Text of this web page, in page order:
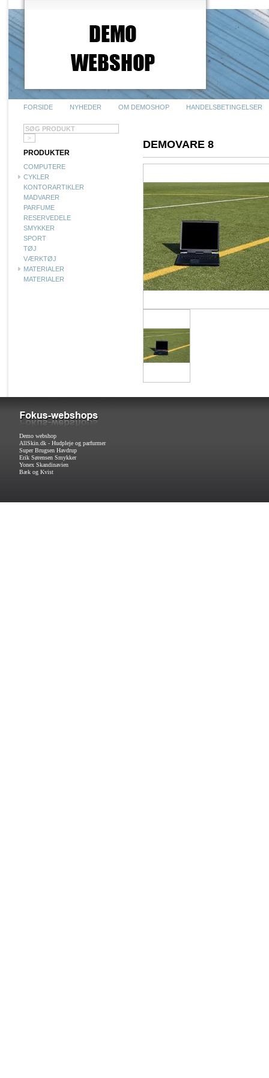
FORSIDE NYHEDER OM DEMOSHOP HANDELSBETINGELSER
PRODUKTER
COMPUTERE
CYKLER
KONTORARTIKLER
MADVARER
PARFUME
RESERVEDELE
SMYKKER
SPORT
TØJ
VÆRKTØJ
MATERIALER
MATERIALER
DEMOVARE 8
Demo webshop
AllSkin.dk - Hudpleje og parfurmer
Super Brugsen Havdrup
Erik Sørensen Smykker
Yonex Skandinavien
Bæk og Kvist